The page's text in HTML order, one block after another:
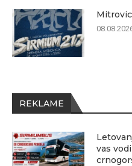
REKLAME
vas